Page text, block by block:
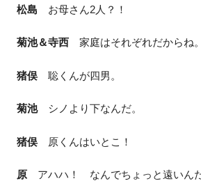
松島 お母さん2人？！
菊池＆寺西 家庭はそれぞれだからね。
猪俣 聡くんが四男。
菊池シノより下なんだ。
猪俣 原くんはいとこ！
原 アハハ！ なんでちょっと遠いん